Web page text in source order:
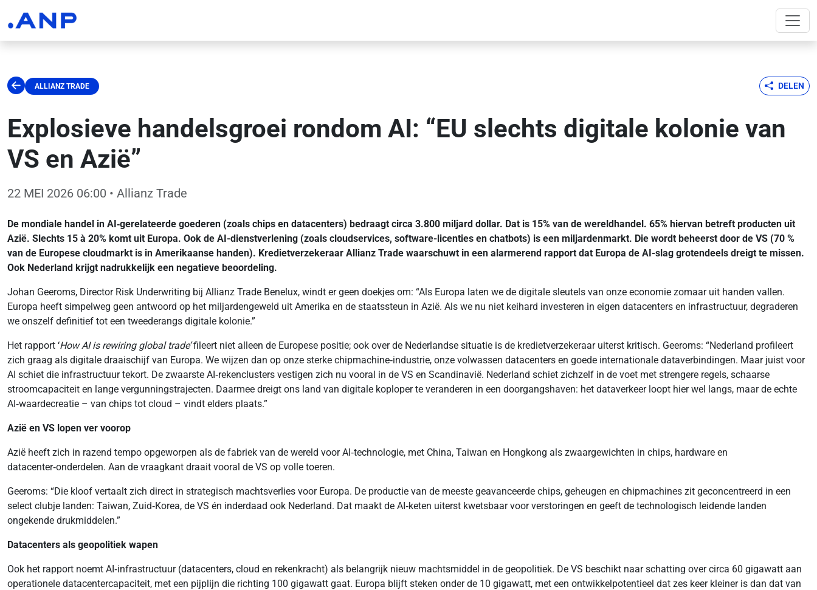
ALLIANZ TRADE DELEN
Explosieve handelsgroei rondom AI: “EU slechts digitale kolonie van
VS en Azië”
22 MEI 2026 06:00 • Allianz Trade
De mondiale handel in AI‑gerelateerde goederen (zoals chips en datacenters) bedraagt circa 3.800 miljard dollar. Dat is 15% van de wereldhandel. 65% hiervan betreft producten uit
Azië. Slechts 15 à 20% komt uit Europa. Ook de AI-dienstverlening (zoals cloudservices, software-licenties en chatbots) is een miljardenmarkt. Die wordt beheerst door de VS (70 %
van de Europese cloudmarkt is in Amerikaanse handen). Kredietverzekeraar Allianz Trade waarschuwt in een alarmerend rapport dat Europa de AI-slag grotendeels dreigt te missen.
Ook Nederland krijgt nadrukkelijk een negatieve beoordeling.
Johan Geeroms, Director Risk Underwriting bij Allianz Trade Benelux, windt er geen doekjes om: “Als Europa laten we de digitale sleutels van onze economie zomaar uit handen vallen.
Europa heeft simpelweg geen antwoord op het miljardengeweld uit Amerika en de staatssteun in Azië. Als we nu niet keihard investeren in eigen datacenters en infrastructuur, degraderen
we onszelf definitief tot een tweederangs digitale kolonie.”
Het rapport ‘How AI is rewiring global trade’fileert niet alleen de Europese positie; ook over de Nederlandse situatie is de kredietverzekeraar uiterst kritisch. Geeroms: “Nederland profileert
zich graag als digitale draaischijf van Europa. We wijzen dan op onze sterke chipmachine‑industrie, onze volwassen datacenters en goede internationale dataverbindingen. Maar juist voor
AI schiet die infrastructuur tekort. De zwaarste AI‑rekenclusters vestigen zich nu vooral in de VS en Scandinavië. Nederland schiet zichzelf in de voet met strengere regels, schaarse
stroomcapaciteit en lange vergunningstrajecten. Daarmee dreigt ons land van digitale koploper te veranderen in een doorgangshaven: het dataverkeer loopt hier wel langs, maar de echte
AI‑waardecreatie – van chips tot cloud – vindt elders plaats.”
Azië en VS lopen ver voorop
Azië heeft zich in razend tempo opgeworpen als de fabriek van de wereld voor AI‑technologie, met China, Taiwan en Hongkong als zwaargewichten in chips, hardware en
datacenter‑onderdelen. Aan de vraagkant draait vooral de VS op volle toeren.
Geeroms: “Die kloof vertaalt zich direct in strategisch machtsverlies voor Europa. De productie van de meeste geavanceerde chips, geheugen en chipmachines zit geconcentreerd in een
select clubje landen: Taiwan, Zuid‑Korea, de VS én inderdaad ook Nederland. Dat maakt de AI‑keten uiterst kwetsbaar voor verstoringen en geeft de technologisch leidende landen
ongekende drukmiddelen.”
Datacenters als geopolitiek wapen
Ook het rapport noemt AI‑infrastructuur (datacenters, cloud en rekenkracht) als belangrijk nieuw machtsmiddel in de geopolitiek. De VS beschikt naar schatting over circa 60 gigawatt aan
operationele datacentercapaciteit, met een pijplijn die richting 100 gigawatt gaat. Europa blijft steken onder de 10 gigawatt, met een ontwikkelpotentieel dat zes keer kleiner is dan dat van